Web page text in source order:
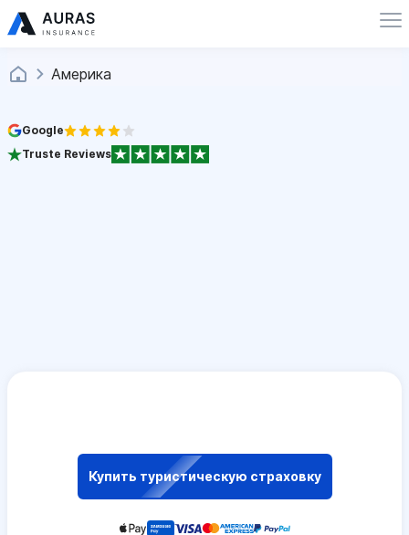
Америка
Google
Truste Reviews
Купить туристическую страховку